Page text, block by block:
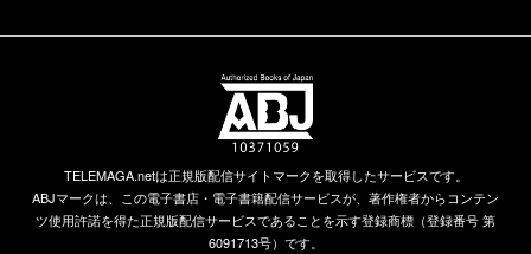
TELEMAGA.netは正規版配信サイトマークを取得したサービスです。
ABJマークは、この電子書店・電子書籍配信サービスが、著作権者からコンテン
ツ使用許諾を得た正規版配信サービスであることを示す登録商標（登録番号 第
6091713号）です。